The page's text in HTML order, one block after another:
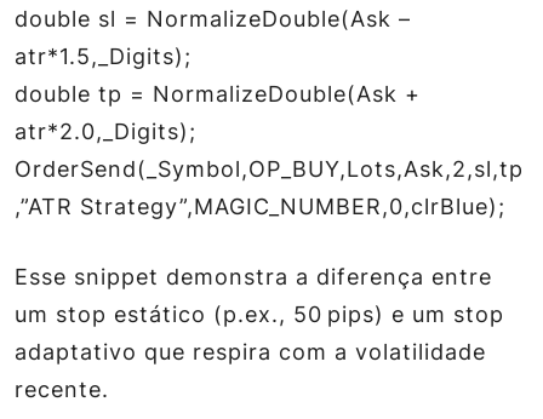
double sl = NormalizeDouble(Ask –
atr*1.5,_Digits);
double tp = NormalizeDouble(Ask +
atr*2.0,_Digits);
OrderSend(_Symbol,OP_BUY,Lots,Ask,2,sl,tp
,”ATR Strategy”,MAGIC_NUMBER,0,clrBlue);
Esse snippet demonstra a diferença entre
um stop estático (p.ex., 50 pips) e um stop
adaptativo que respira com a volatilidade
recente.